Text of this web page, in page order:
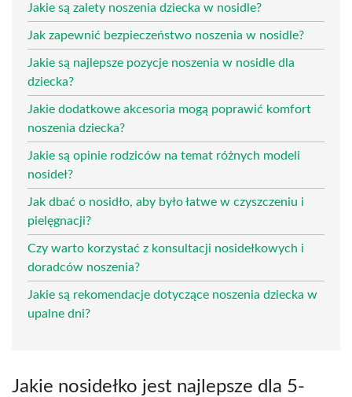
Jakie są zalety noszenia dziecka w nosidle?
Jak zapewnić bezpieczeństwo noszenia w nosidle?
Jakie są najlepsze pozycje noszenia w nosidle dla
dziecka?
Jakie dodatkowe akcesoria mogą poprawić komfort
noszenia dziecka?
Jakie są opinie rodziców na temat różnych modeli
nosideł?
Jak dbać o nosidło, aby było łatwe w czyszczeniu i
pielęgnacji?
Czy warto korzystać z konsultacji nosidełkowych i
doradców noszenia?
Jakie są rekomendacje dotyczące noszenia dziecka w
upalne dni?
Jakie nosidełko jest najlepsze dla 5-